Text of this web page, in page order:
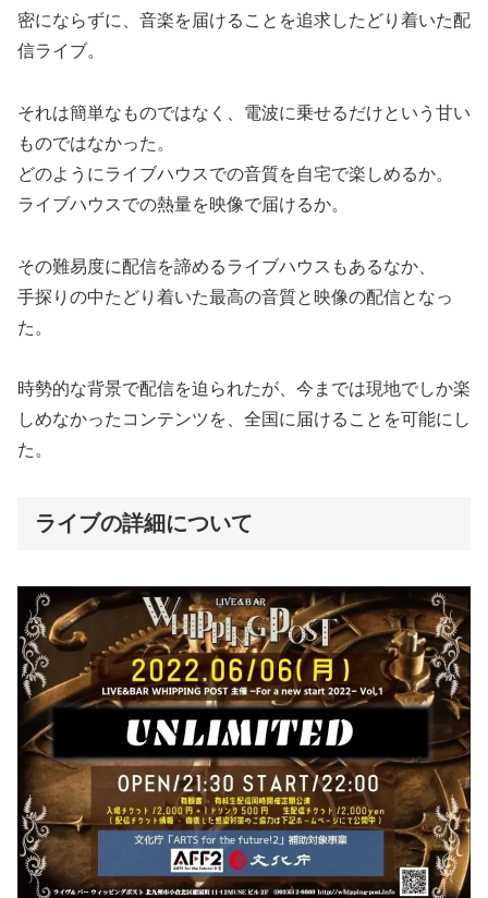
密にならずに、音楽を届けることを追求したどり着いた配
信ライブ。
それは簡単なものではなく、電波に乗せるだけという甘い
ものではなかった。
どのようにライブハウスでの音質を自宅で楽しめるか。
ライブハウスでの熱量を映像で届けるか。
その難易度に配信を諦めるライブハウスもあるなか、
手探りの中たどり着いた最高の音質と映像の配信となっ
た。
時勢的な背景で配信を迫られたが、今までは現地でしか楽
しめなかったコンテンツを、全国に届けることを可能にし
た。
ライブの詳細について